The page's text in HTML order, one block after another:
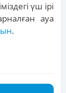
үш ірі
ауа
.